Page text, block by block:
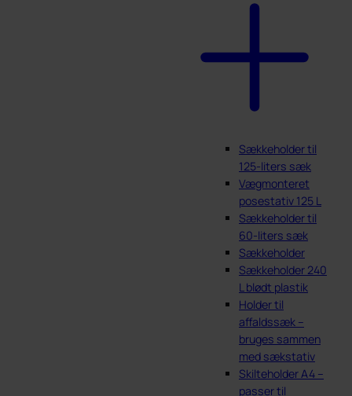
Sækkeholder til
125-liters sæk
Vægmonteret
posestativ 125 L
Sækkeholder til
60-liters sæk
Sækkeholder
Sækkeholder 240
L blødt plastik
Holder til
affaldssæk –
bruges sammen
med sækstativ
Skilteholder A4 –
passer til